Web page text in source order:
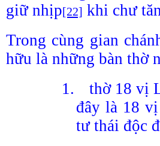
giữ nhịp[22] khi chư
Trong cùng gian
hữu là những bàn thờ
1.
thờ 18 vị
đây là 18
tư thái độc